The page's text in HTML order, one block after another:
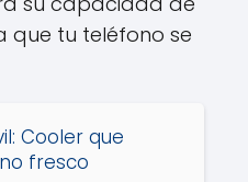
que tu teléfono se
Cooler que
fresco